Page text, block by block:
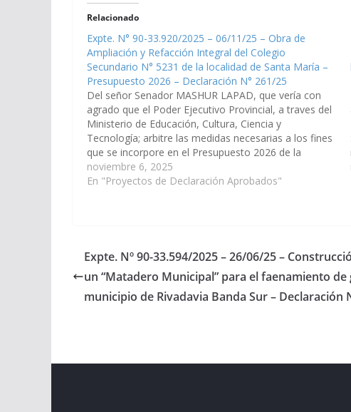
Relacionado
Expte. N° 90-33.920/2025 – 06/11/25 – Obra de
Ampliación y Refacción Integral del Colegio
Secundario N° 5231 de la localidad de Santa María –
Presupuesto 2026 – Declaración N° 261/25
Del señor Senador MASHUR LAPAD, que vería con
agrado que el Poder Ejecutivo Provincial, a traves del
Ministerio de Educación, Cultura, Ciencia y
Tecnología; arbitre las medidas necesarias a los fines
que se incorpore en el Presupuesto 2026 de la
Provincia la obra de Ampliación y Refacción Integral
del Colegio…
noviembre 6, 2025
En "Proyectos de Declaración Aprobados"
Expte. Nº 90-33.594/2025 – 26/06/25 –
un “Matadero Municipal” para el faenamiento
municipio de Rivadavia Banda Sur – Declaración